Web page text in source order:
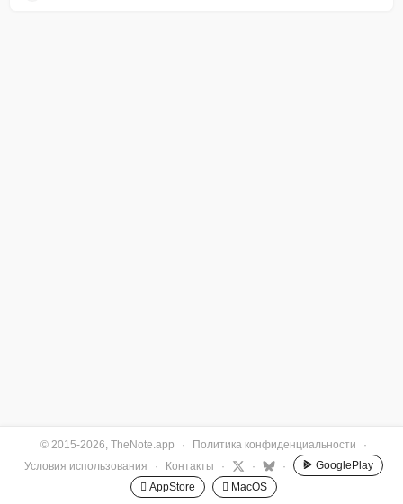
© 2015-2026, TheNote.app · Политика конфиденциальности
·
Условия использования
· Контакты · · ·
GooglePlay
 AppStore
 MacOS